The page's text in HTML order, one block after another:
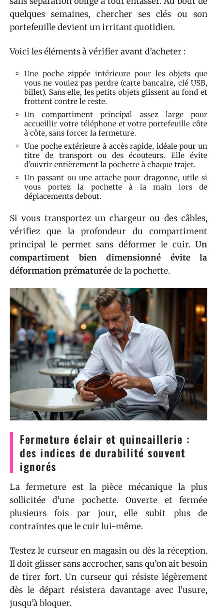
quelques semaines, chercher ses clés ou son
portefeuille devient un irritant quotidien.
Voici les éléments à vérifier avant d’acheter :
Une poche zippée intérieure pour les objets que
vous ne voulez pas perdre (carte bancaire, clé USB,
billet). Sans elle, les petits objets glissent au fond et
frottent contre le reste.
Un compartiment principal assez large pour
accueillir votre téléphone et votre portefeuille côte
à côte, sans forcer la fermeture.
Une poche extérieure à accès rapide, idéale pour un
titre de transport ou des écouteurs. Elle évite
d’ouvrir entièrement la pochette à chaque trajet.
Un passant ou une attache pour dragonne, utile si
vous portez la pochette à la main lors de
déplacements debout.
Si vous transportez un chargeur ou des câbles,
vérifiez que la profondeur du compartiment
principal le permet sans déformer le cuir. Un
compartiment bien dimensionné évite la
déformation prématuréede la pochette.
Fermeture éclair et quincaillerie :
des indices de durabilité souvent
ignorés
La fermeture est la pièce mécanique la plus
sollicitée d’une pochette. Ouverte et fermée
plusieurs fois par jour, elle subit plus de
contraintes que le cuir lui-même.
Testez le curseur en magasin ou dès la réception.
Il doit glisser sans accrocher, sans qu’on ait besoin
de tirer fort. Un curseur qui résiste légèrement
dès le départ résistera davantage avec l’usure,
jusqu’à bloquer.